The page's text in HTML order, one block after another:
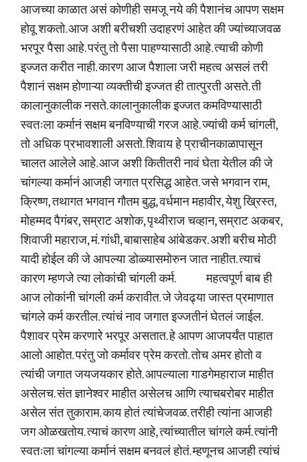
आजच्या काळात असं कोणीही समजू नये की पैशानंच आपण सक्षम
होवू शकतो. आज अशी बरीचशी उदाहरणं आहेत की ज्यांच्याजवळ
भरपूर पैसा आहे. परंतु तो पैसा पाहण्यासाठी आहे. त्याची कोणी
इज्जत करीत नाही. कारण आज पैशाला जरी महत्व असलं तरी
पैशानं सक्षम होणाऱ्या व्यक्तीची इज्जत ही तात्पुरती असते. ती
कालानुकालीक नसते. कालानुकालीक इज्जत कमविण्यासाठी
स्वतःला कर्मानं सक्षम बनविण्याची गरज आहे. ज्यांची कर्म चांगली,
तो अधिक प्रभावशाली असतो. शिवाय हे प्राचीनकाळापासून
चालत आलेले आहे. आज अशी कितीतरी नावं घेता येतील की जे
चांगल्या कर्मानं आजही जगात प्रसिद्ध आहेत. जसे भगवान राम,
क्रिष्ण, तथागत भगवान गौतम बुद्ध, वर्धमान महावीर, येशु ख्रिस्त,
मोहम्मद पैगंबर, सम्राट अशोक, पृथ्वीराज चव्हान, सम्राट अकबर,
शिवाजी महाराज, मं. गांधी, बाबासाहेब आंबेडकर. अशी बरीच मोठी
यादी होईल की जे आपल्या डोळ्यासमोरुन जात नाहीत. त्याचं
कारण म्हणजे त्या लोकांची चांगली कर्म. महत्वपूर्ण बाब ही
आज लोकांनी चांगली कर्म करावीत. जे जेवढ्या जास्त प्रमाणात
चांगले कर्म करतील. त्यांचं नाव जगात इज्जतीनं घेतलं जाईल.
पैशावर प्रेम करणारे भरपूर असतात. हे आपण आजपर्यंत पाहात
आलो आहोत. परंतु जो कर्मावर प्रेम करतो. तोच अमर होतो व
त्यांची जगात जयजयकार होते. आपल्याला गाडगेमहाराज माहीत
असेलच. संत ज्ञानेश्वर माहीत असेलच आणि त्याचबरोबर माहीत
असेल संत तुकाराम. काय होतं त्यांचेजवळ. तरीही त्यांना आजही
जग ओळखतोय. त्याचं कारण आहे, त्यांच्यातील चांगले कर्म. त्यांनी
स्वतःला चांगल्या कर्मानं सक्षम बनवलं होतं. म्हणूनच आजही त्यांचं